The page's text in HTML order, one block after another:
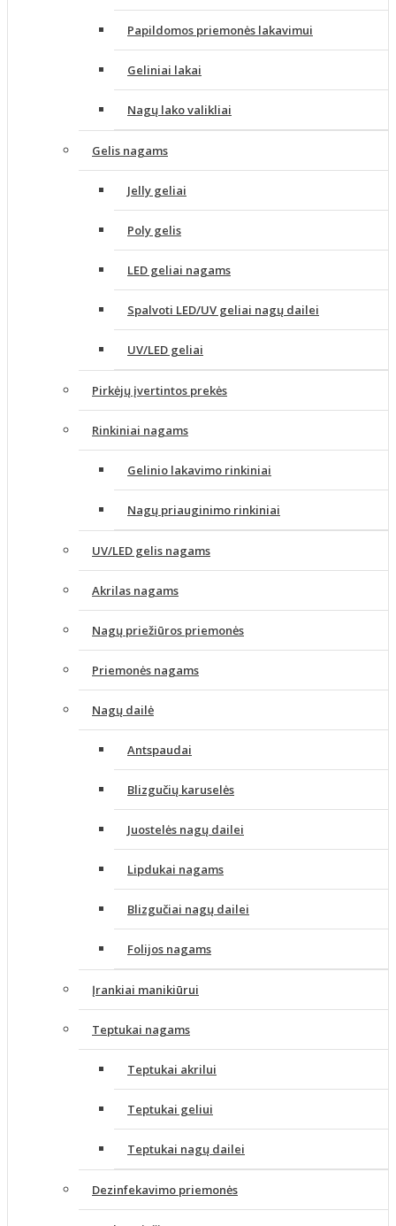
Papildomos priemonės lakavimui
Geliniai lakai
Nagų lako valikliai
Gelis nagams
Jelly geliai
Poly gelis
LED geliai nagams
Spalvoti LED/UV geliai nagų dailei
UV/LED geliai
Pirkėjų įvertintos prekės
Rinkiniai nagams
Gelinio lakavimo rinkiniai
Nagų priauginimo rinkiniai
UV/LED gelis nagams
Akrilas nagams
Nagų priežiūros priemonės
Priemonės nagams
Nagų dailė
Antspaudai
Blizgučių karuselės
Juostelės nagų dailei
Lipdukai nagams
Blizgučiai nagų dailei
Folijos nagams
Įrankiai manikiūrui
Teptukai nagams
Teptukai akrilui
Teptukai geliui
Teptukai nagų dailei
Dezinfekavimo priemonės